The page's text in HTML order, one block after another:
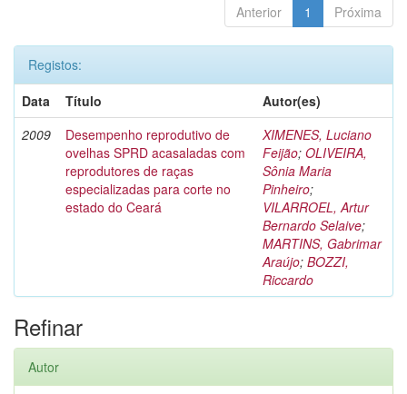
Anterior 1 Próxima
Registos:
Data
Título
Autor(es)
2009
Desempenho reprodutivo de
ovelhas SPRD acasaladas com
reprodutores de raças
especializadas para corte no
estado do Ceará
XIMENES, Luciano
Feijão; OLIVEIRA,
Sônia Maria
Pinheiro;
VILARROEL, Artur
Bernardo Selaive;
MARTINS, Gabrimar
Araújo; BOZZI,
Riccardo
Refinar
Autor